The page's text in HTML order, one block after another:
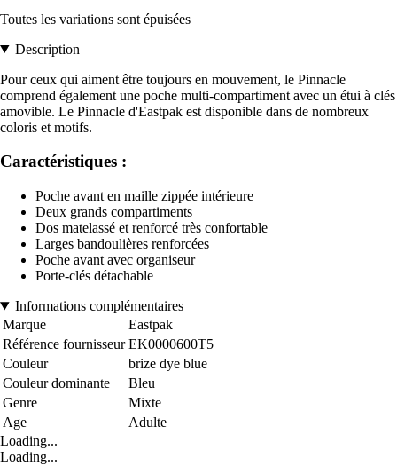
Toutes les variations sont épuisées
Description
Pour ceux qui aiment être toujours en mouvement, le Pinnacle
comprend également une poche multi-compartiment avec un étui à clés
amovible. Le Pinnacle d'Eastpak est disponible dans de nombreux
coloris et motifs.
Caractéristiques :
Poche avant en maille zippée intérieure
Deux grands compartiments
Dos matelassé et renforcé très confortable
Larges bandoulières renforcées
Poche avant avec organiseur
Porte-clés détachable
Informations complémentaires
Marque
Eastpak
Référence fournisseur EK0000600T5
Couleur
brize dye blue
Couleur dominante
Bleu
Genre
Mixte
Age
Adulte
Loading...
Loading...